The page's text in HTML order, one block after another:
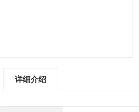
详细介绍